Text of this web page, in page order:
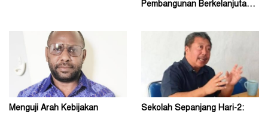
Pembangunan Berkelanjutan?
Menguji Arah Kebijakan
Sekolah Sepanjang Hari-2: